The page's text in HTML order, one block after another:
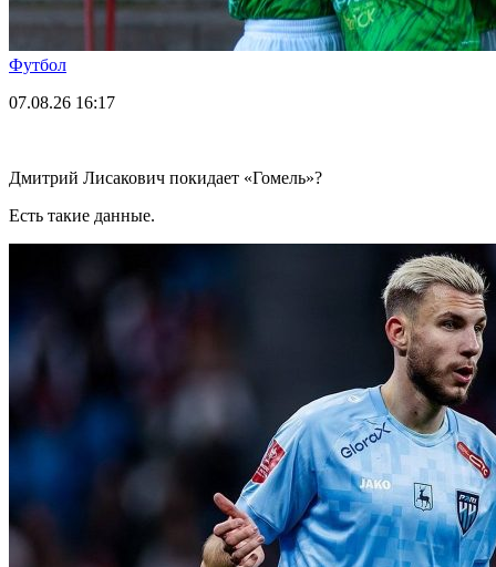
Футбол
07.08.26 16:17
Дмитрий Лисакович покидает «Гомель»?
Есть такие данные.